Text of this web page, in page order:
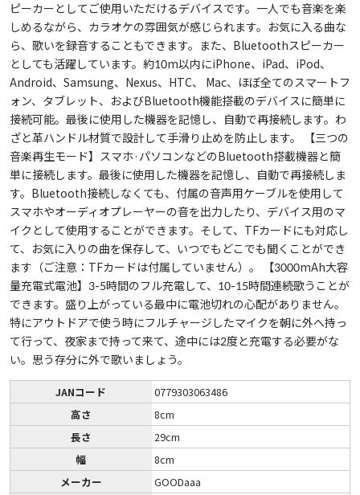
ピーカーとしてご使用いただけるデバイスです。一人でも音楽を楽
しめるながら、カラオケの雰囲気が感じられます。お気に入る曲な
ら、歌いを録音することもできます。また、Bluetoothスピーカー
としても活躍しています。約10m以内にiPhone、iPad、iPod、
Android、Samsung、Nexus、HTC、 Mac、ほぼ全てのスマートフ
ォン、タブレット、およびBluetooth機能搭載のデバイスに簡単に
接続可能。最後に使用した機器を記憶し、自動で再接続します。わ
ざと革ハンドル材質で設計して手滑り止めを防止します。 【三つの
音楽再生モード】スマホ·パソコンなどのBluetooth搭載機器と簡
単に接続します。最後に使用した機器を記憶し、自動で再接続しま
す。Bluetooth接続しなくても、付属の音声用ケーブルを使用して
スマホやオーディオプレーヤーの音を出力したり、デバイス用のマ
イクとして使用することができます。そして、TFカードにも対応し
て、お気に入りの曲を保存して、いつでもどこでも聞くことができ
ます（ご注意：TFカードは付属していません）。 【3000mAh大容
量充電式電池】3-5時間のフル充電して、10-15時間連続歌うことが
できます。盛り上がっている最中に電池切れの心配がありません。
特にアウトドアで使う時にフルチャージしたマイクを朝に外へ持っ
て行って、夜家まで持って来て、途中には2度と充電する必要がな
い。思う存分に外で歌いましょう。
JANコード
0779303063486
高さ
8cm
長さ
29cm
幅
8cm
メーカー
GOODaaa